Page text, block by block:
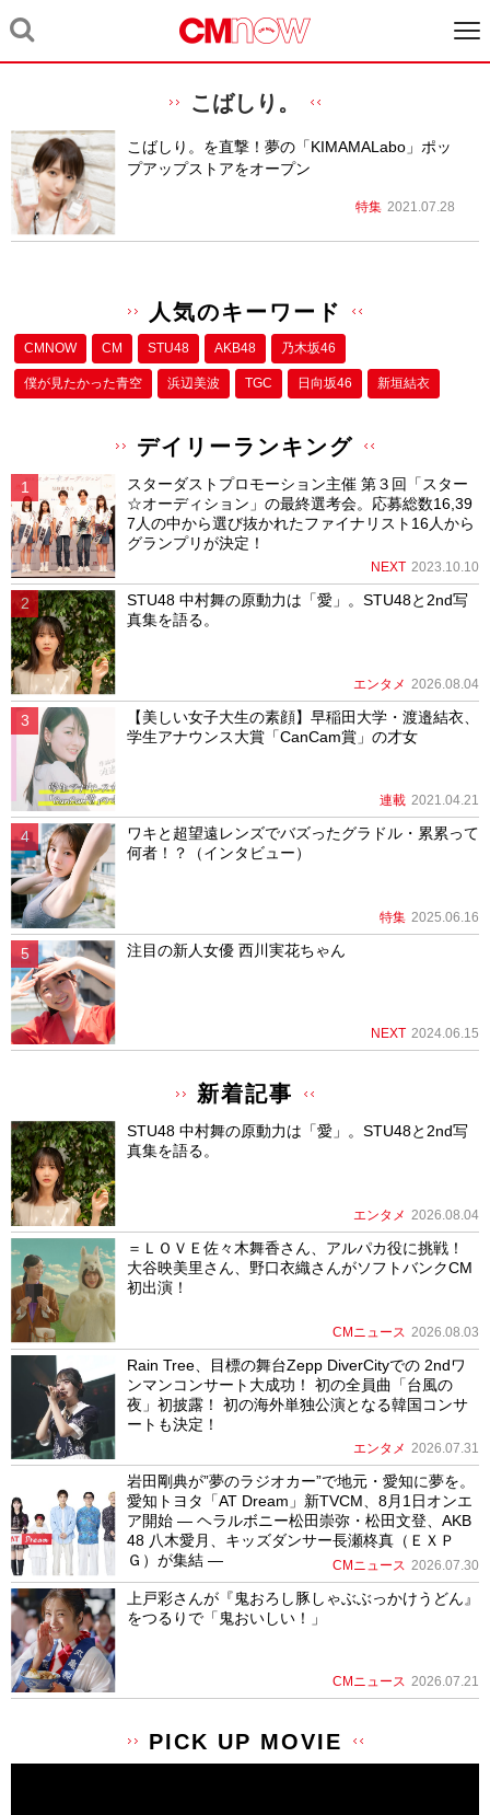
こばしり。
こばしり。を直撃！夢の「KIMAMALabo」ポッ
プアップストアをオープン
特集 2021.07.28
人気のキーワード
CMNOW CM STU48 AKB48 乃木坂46
僕が⾒たかった⻘空 浜辺美波 TGC 日向坂46 新垣結衣
デイリーランキング
スターダストプロモーション主催 第３回「スター
☆オーディション」の最終選考会。応募総数16,39
7人の中から選び抜かれたファイナリスト16人から
グランプリが決定！
NEXT 2023.10.10
STU48 中村舞の原動力は「愛」。STU48と2nd写
真集を語る。
エンタメ 2026.08.04
【美しい女子大生の素顔】早稲田大学・渡邉結衣、
学生アナウンス大賞「CanCam賞」の才女
連載 2021.04.21
ワキと超望遠レンズでバズったグラドル・累累って
何者！？（インタビュー）
特集 2025.06.16
注目の新人女優 西川実花ちゃん
NEXT 2024.06.15
新着記事
STU48 中村舞の原動力は「愛」。STU48と2nd写
真集を語る。
エンタメ 2026.08.04
＝ＬＯＶＥ佐々木舞香さん、アルパカ役に挑戦！
大谷映美里さん、野口衣織さんがソフトバンクCM
初出演！
CMニュース 2026.08.03
Rain Tree、目標の舞台Zepp DiverCityでの 2ndワ
ンマンコンサート大成功！ 初の全員曲「台風の
夜」初披露！ 初の海外単独公演となる韓国コンサ
ートも決定！
エンタメ 2026.07.31
岩田剛典が”夢のラジオカー”で地元・愛知に夢を。
愛知トヨタ「AT Dream」新TVCM、8月1日オンエ
ア開始 ― ヘラルボニー松田崇弥・松田文登、AKB
48 八木愛月、キッズダンサー長瀬柊真（ＥＸＰ
Ｇ）が集結 ―
CMニュース 2026.07.30
上戸彩さんが『鬼おろし豚しゃぶぶっかけうどん』
をつるりで「鬼おいしい！」
CMニュース 2026.07.21
PICK UP MOVIE